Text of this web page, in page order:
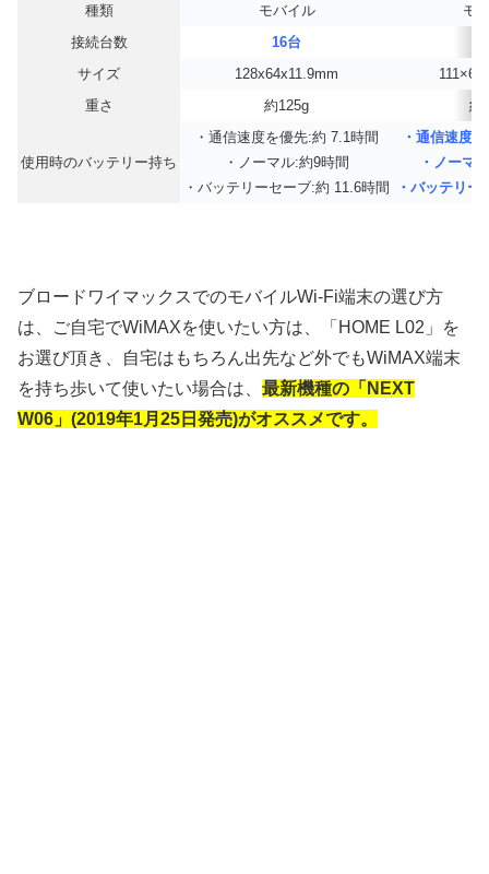
種類
モバイル
モ
接続台数
16台
サイズ
128x64x11.9mm
重さ
約125g 約
使用時のバッテリー持ち
・通信速度を優先:約 7.1時間
・ノーマル:約9時間
・バッテリーセーブ:約 11.6時間
・通信速度
・ノーマ
・バッテリー
ブロードワイマックスでのモバイルWi-Fi端末の選び方
は、ご自宅でWiMAXを使いたい方は、「HOME L02」を
お選び頂き、自宅はもちろん出先など外でもWiMAX端末
を持ち歩いて使いたい場合は、 最新機種の「NEXT
W06」(2019年1月25日発売)がオススメです。